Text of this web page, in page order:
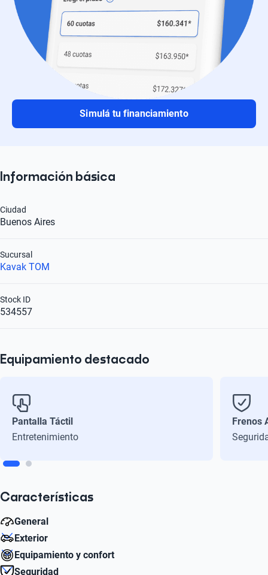
Simulá tu financiamiento
Información básica
Buenos Aires
Ciudad
Kavak TOM
Sucursal
534557
Stock ID
Equipamiento destacado
Pantalla Táctil
Entretenimiento
Frenos
Características
General
1439
Peso bruto (kg)
Exterior
Diámetro de Rin
Equipamiento y confort
Seguridad